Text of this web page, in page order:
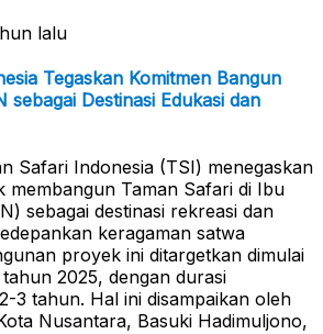
lalu
Tegaskan Komitmen Bangun
sebagai Destinasi Edukasi dan
Safari Indonesia (TSI) menegaskan
membangun Taman Safari di Ibu
sebagai destinasi rekreasi dan
keragaman satwa
proyek ini ditargetkan dimulai
2025, dengan durasi
3 tahun. Hal ini disampaikan oleh
Nusantara, Basuki Hadimuljono,